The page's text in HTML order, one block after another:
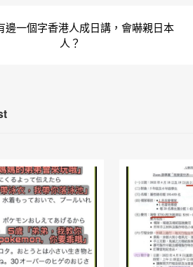
邊一個字香港人成日講，會嚇親日本
人？